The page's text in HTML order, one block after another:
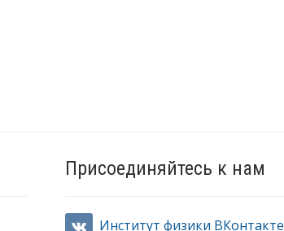
Присоединяйтесь к нам
Институт физики ВКонтакте